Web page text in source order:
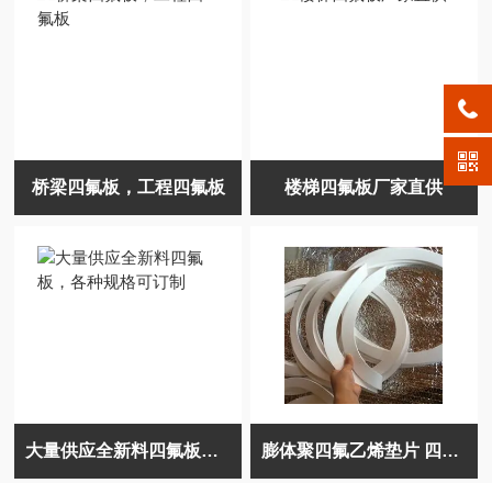
桥梁四氟板，工程四氟板 楼梯四氟板厂家直供
大量供应全新料四氟板，各种规格可订制 膨体聚四氟乙烯垫片 四氟垫片低价批发